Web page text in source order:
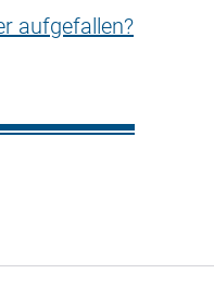
aufgefallen?